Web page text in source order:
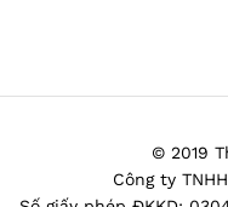
© 2019
Công ty